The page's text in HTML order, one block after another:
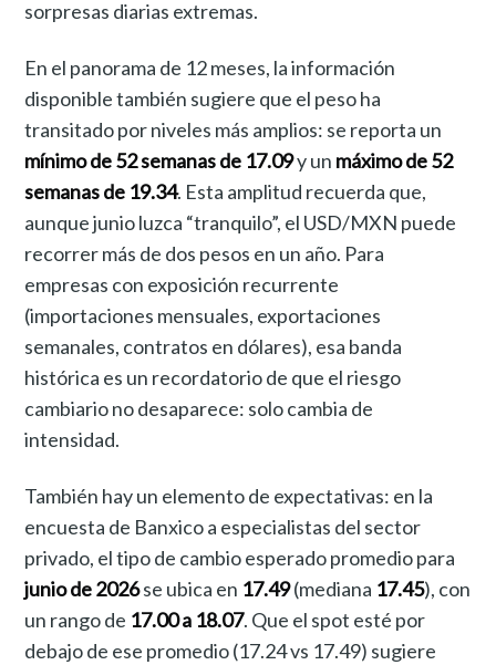
sorpresas diarias extremas.
En el panorama de 12 meses, la información
disponible también sugiere que el peso ha
transitado por niveles más amplios: se reporta un
mínimo de 52 semanas de 17.09y un máximo de 52
semanas de 19.34. Esta amplitud recuerda que,
aunque junio luzca “tranquilo”, el USD/MXN puede
recorrer más de dos pesos en un año. Para
empresas con exposición recurrente
(importaciones mensuales, exportaciones
semanales, contratos en dólares), esa banda
histórica es un recordatorio de que el riesgo
cambiario no desaparece: solo cambia de
intensidad.
También hay un elemento de expectativas: en la
encuesta de Banxico a especialistas del sector
privado, el tipo de cambio esperado promedio para
junio de 2026se ubica en 17.49(mediana 17.45), con
un rango de 17.00 a 18.07. Que el spot esté por
debajo de ese promedio (17.24 vs 17.49) sugiere